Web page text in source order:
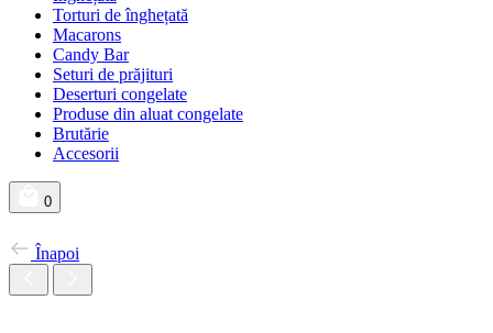
Torturi de înghețată
Macarons
Candy Bar
Seturi de prăjituri
Deserturi congelate
Produse din aluat congelate
Brutărie
Accesorii
0
Înapoi